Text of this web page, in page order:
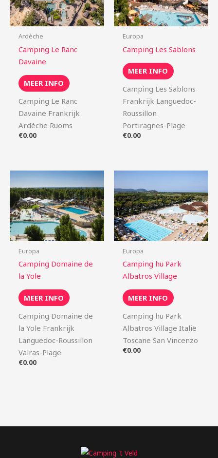
Ardèche
Camping Le Ranc
Davaine
MEER INFO
Camping Le Ranc
Davaine Frankrijk
Ardèche Ruoms
€0.00
Europa
Camping Les Sablons
MEER INFO
Camping Les Sablons
Frankrijk Languedoc-
Roussillon
Portiragnes-Plage
€0.00
Europa
Camping Domaine de
la Yole
MEER INFO
Camping Domaine de
la Yole Frankrijk
Languedoc-Roussillon
Valras-Plage
€0.00
Europa
Camping hu Park
Albatros Village
MEER INFO
Camping hu Park
Albatros Village Italië
Toscane San Vincenzo
€0.00